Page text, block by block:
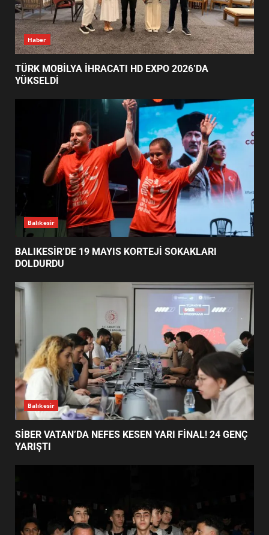
2
BALIKESİR’DE 19 MAYIS KORTEJİ
SOKAKLARI DOLDURDU
SİBER VATAN’DA NEFES KESEN
YARI FİNAL! 24 GENÇ YARIŞTI
4
ALTIEYLÜL’DE 19 MAYIS ŞÖLENİ
SOKAKLARA TAŞTI
5
6
EDREMİT’TE 19 MAYIS COŞKUSU
MEYDANLARA TAŞTI
7
EDREMİT BELEDİYESİ BAYRAM
SEFERBERLİĞİ: TÜM İLÇE
HAZIRLANIYOR
Haber
TÜRK MOBİLYA İHRACATI HD EXPO 2026’DA
YÜKSELDİ
Balıkesir
BALIKESİR’DE 19 MAYIS KORTEJİ SOKAKLARI
DOLDURDU
Balıkesir
SİBER VATAN’DA NEFES KESEN YARI FİNAL! 24 GENÇ
YARIŞTI